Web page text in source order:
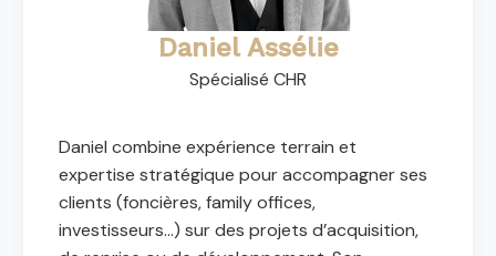
Daniel Assélie
Spécialisé CHR
Daniel combine expérience terrain et
expertise stratégique pour accompagner ses
clients (foncières, family offices,
investisseurs...) sur des projets d’acquisition,